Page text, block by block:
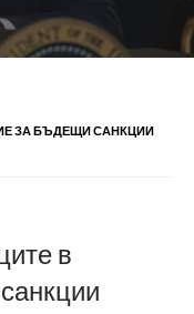
ЗА БЪДЕЩИ САНКЦИИ
в